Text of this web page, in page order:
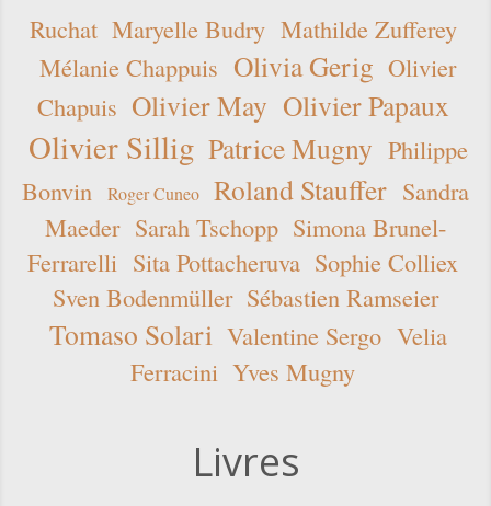
Ruchat Maryelle Budry Mathilde Zufferey
Mélanie Chappuis Olivia Gerig Olivier
Chapuis Olivier May Olivier Papaux
Olivier Sillig Patrice Mugny Philippe
Bonvin
Roger Cuneo Roland Stauffer Sandra
Maeder Sarah Tschopp Simona Brunel-
Ferrarelli Sita Pottacheruva Sophie Colliex
Sven Bodenmüller Sébastien Ramseier
Tomaso Solari Valentine Sergo Velia
Ferracini Yves Mugny
Livres